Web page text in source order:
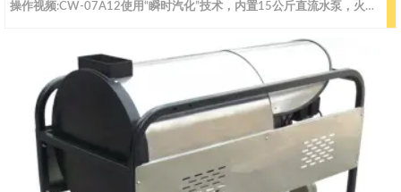
操作视频:CW-07A12使用“瞬时汽化”技术，内置15公斤直流水泵，火力可调，干湿可调，持续放气12公斤，具有傻瓜电控、即热式、模块化设计、熄火保护等特点，结合中国的国情不断完善，百炼成钢，行业通杀。CW-07A12持续放气12公斤，持续放气12公斤喷枪带扳机，压力较CW-07A20略小，适合南方地区使用，更省煤气。CW-07A12特点：1、内置15公斤直流水泵，持续放气12公斤。2、无锅炉设计